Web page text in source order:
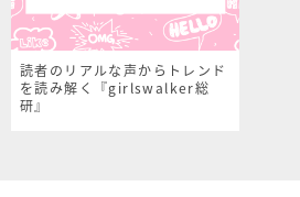
読者のリアルな声からトレンド
を読み解く『girlswalker総
研』